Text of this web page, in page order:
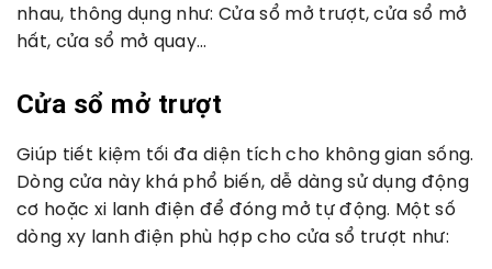
nhau, thông dụng như: Cửa sổ mở trượt, cửa sổ mở
hất, cửa sổ mở quay…
Cửa sổ mở trượt
Giúp tiết kiệm tối đa diện tích cho không gian sống.
Dòng cửa này khá phổ biến, dễ dàng sử dụng động
cơ hoặc xi lanh điện để đóng mở tự động. Một số
dòng xy lanh điện phù hợp cho cửa sổ trượt như: